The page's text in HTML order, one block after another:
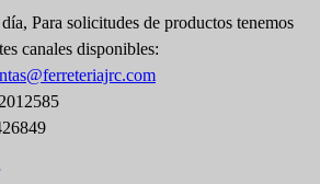
Para solicitudes de productos tenemos
canales disponibles: